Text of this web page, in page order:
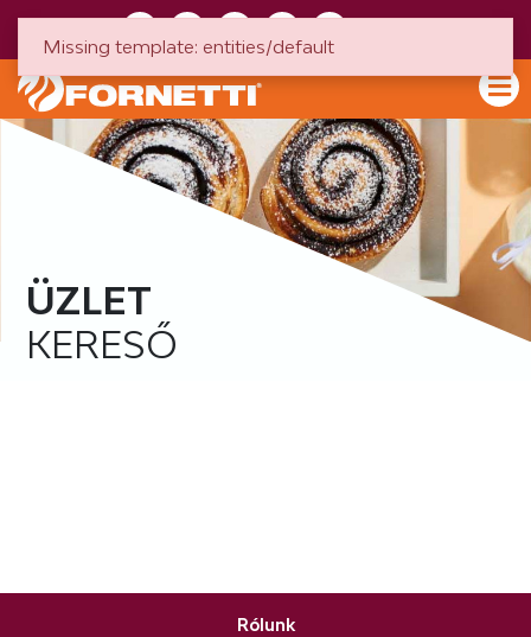
ÜZLET
KERESŐ
Rólunk
Missing template: entities/default